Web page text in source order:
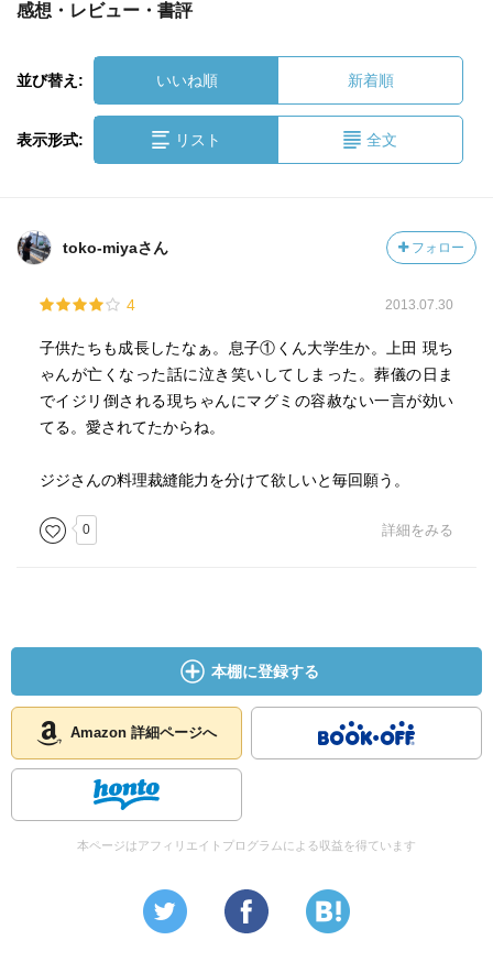
感想・レビュー・書評
並び替え: いいね順 新着順
表示形式: リスト 全文
toko-miyaさん フォロー
4 2013.07.30
子供たちも成長したなぁ。息子①くん大学生か。上田 現ち
ゃんが亡くなった話に泣き笑いしてしまった。葬儀の日ま
でイジリ倒される現ちゃんにマグミの容赦ない一言が効い
てる。愛されてたからね。
ジジさんの料理裁縫能力を分けて欲しいと毎回願う。
0 詳細をみる
本棚に登録する
Amazon 詳細ページへ
本ページはアフィリエイトプログラムによる収益を得ています